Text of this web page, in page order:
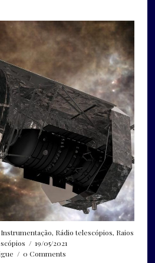
Instrumentação, Rádio telescópios, Raios
/ 19/05/2021
/ 0 Comments